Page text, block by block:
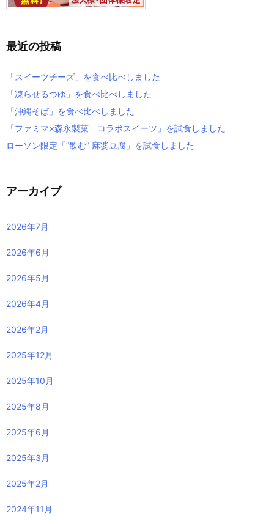
最近の投稿
「スイーツチーズ」を食べ比べしました
「凍らせるつゆ」を食べ比べしました
「沖縄そば」を食べ比べしました
「ファミマ×森永製菓 コラボスイーツ」を試食しました
ローソン限定「”飲む” 麻婆豆腐」を試食しました
アーカイブ
2026年7月
2026年6月
2026年5月
2026年4月
2026年2月
2025年12月
2025年10月
2025年8月
2025年6月
2025年3月
2025年2月
2024年11月